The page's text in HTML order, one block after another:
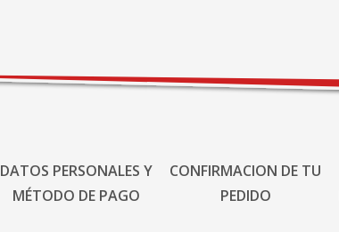
DATOS PERSONALES Y
MÉTODO DE PAGO
CONFIRMACION DE TU
PEDIDO